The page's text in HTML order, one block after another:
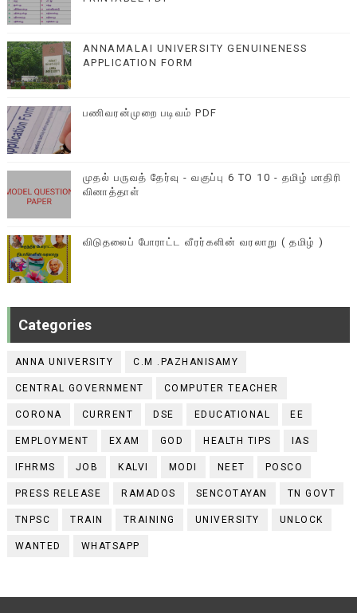
ANNAMALAI UNIVERSITY GENUINENESS
APPLICATION FORM
பணிவரன்முறை படிவம் PDF
முதல் பருவத் தேர்வு - வகுப்பு 6 TO 10 - தமிழ் மாதிரி
வினாத்தாள்
விடுதலைப் போராட்ட வீரர்களின் வரலாறு ( தமிழ் )
Categories
ANNA UNIVERSITY C.M .PAZHANISAMY
CENTRAL GOVERNMENT COMPUTER TEACHER
CORONA CURRENT DSE EDUCATIONAL EE
EMPLOYMENT EXAM GOD HEALTH TIPS IAS
IFHRMS JOB KALVI MODI NEET POSCO
PRESS RELEASE RAMADOS SENCOTAYAN TN GOVT
TNPSC TRAIN TRAINING UNIVERSITY UNLOCK
WANTED WHATSAPP